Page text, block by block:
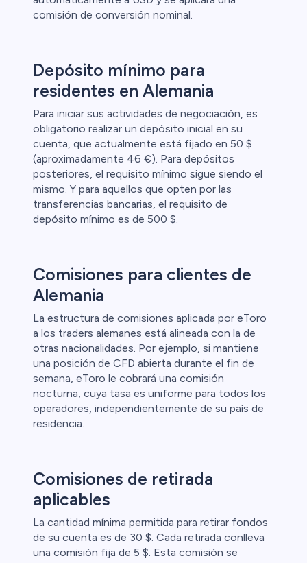
comisión de conversión nominal.
Depósito mínimo para
residentes en Alemania
Para iniciar sus actividades de negociación, es
obligatorio realizar un depósito inicial en su
cuenta, que actualmente está fijado en 50 $
(aproximadamente 46 €). Para depósitos
posteriores, el requisito mínimo sigue siendo el
mismo. Y para aquellos que opten por las
transferencias bancarias, el requisito de
depósito mínimo es de 500 $.
Comisiones para clientes de
Alemania
La estructura de comisiones aplicada por eToro
a los traders alemanes está alineada con la de
otras nacionalidades. Por ejemplo, si mantiene
una posición de CFD abierta durante el fin de
semana, eToro le cobrará una comisión
nocturna, cuya tasa es uniforme para todos los
operadores, independientemente de su país de
residencia.
Comisiones de retirada
aplicables
La cantidad mínima permitida para retirar fondos
de su cuenta es de 30 $. Cada retirada conlleva
una comisión fija de 5 $. Esta comisión se